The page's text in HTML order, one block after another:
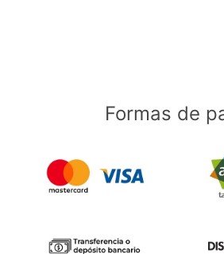
Formas de